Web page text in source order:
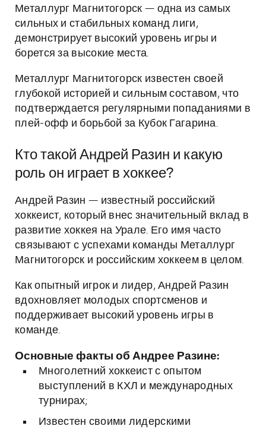
Металлург Магнитогорск — одна из самых
сильных и стабильных команд лиги,
демонстрирует высокий уровень игры и
борется за высокие места.
Металлург Магнитогорск известен своей
глубокой историей и сильным составом, что
подтверждается регулярными попаданиями в
плей-офф и борьбой за Кубок Гагарина.
Кто такой Андрей Разин и какую
роль он играет в хоккее?
Андрей Разин — известный российский
хоккеист, который внес значительный вклад в
развитие хоккея на Урале. Его имя часто
связывают с успехами команды Металлург
Магнитогорск и российским хоккеем в целом.
Как опытный игрок и лидер, Андрей Разин
вдохновляет молодых спортсменов и
поддерживает высокий уровень игры в
команде.
Основные факты об Андрее Разине:
Многолетний хоккеист с опытом
выступлений в КХЛ и международных
турнирах;
Известен своими лидерскими